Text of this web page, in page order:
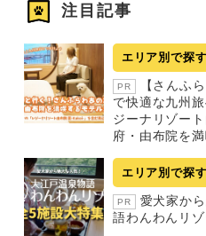
注目記事
エリア別で探す
PR
【さんふ
で快適な九州
ジーナリゾー
府・由布院を
エリア別で探す
PR
愛犬家か
語わんわんリ